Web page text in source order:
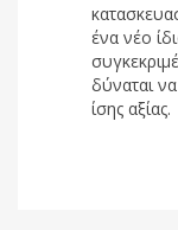
ένα νέο
δύναται
ίσης αξίας.